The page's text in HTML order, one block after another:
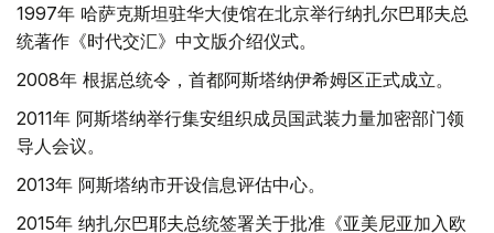
1997年 哈萨克斯坦驻华大使馆在北京举行纳扎尔巴耶夫总
统著作《时代交汇》中文版介绍仪式。
2008年 根据总统令，首都阿斯塔纳伊希姆区正式成立。
2011年 阿斯塔纳举行集安组织成员国武装力量加密部门领
导人会议。
2013年 阿斯塔纳市开设信息评估中心。
2015年 纳扎尔巴耶夫总统签署关于批准《亚美尼亚加入欧